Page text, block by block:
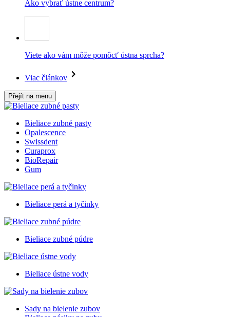
Ako vybrať ústne centrum?
Viete ako vám môže pomôcť ústna sprcha?
Viac článkov
Přejít na menu
Bieliace zubné pasty
Opalescence
Swissdent
Curaprox
BioRepair
Gum
Bieliace perá a tyčinky
Bieliace zubné púdre
Bieliace ústne vody
Sady na bielenie zubov